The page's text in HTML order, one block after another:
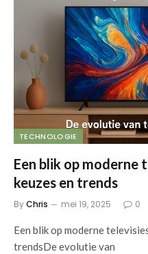
TECHNOLOGIE
Een blik op moderne
keuzes en trends
ByChris mei 19, 2025 0
Een blik op moderne
trendsDe evolutie van